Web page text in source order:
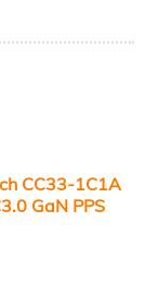
CC33-1C1A
GaN PPS